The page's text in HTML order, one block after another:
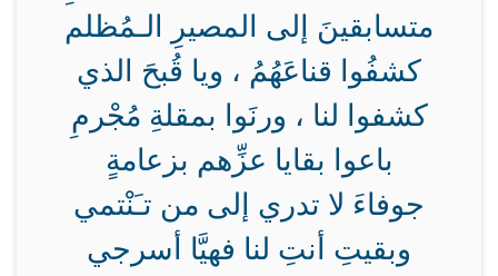
متسابقينَ إلى المصيرِ الـمُظلم
كشفُوا قناعَهُمُ ، ويا قُبحَ الذي
كشفوا لنا ، ورنَوا بمقلةِ مُجْرمِ
باعوا بقايا عزِّهم بزعامةٍ
جوفاءَ لا تدري إلى من تـَنْتمي
وبقيتِ أنتِ لنا فهيَّا أسرجي